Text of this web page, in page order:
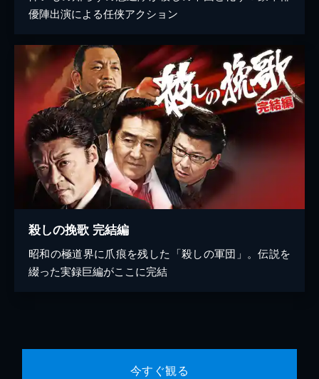
優陣出演による任侠アクション
殺しの挽歌 完結編
昭和の極道界に爪痕を残した「殺しの軍団」。伝説を
綴った実録巨編がここに完結
今すぐ観る